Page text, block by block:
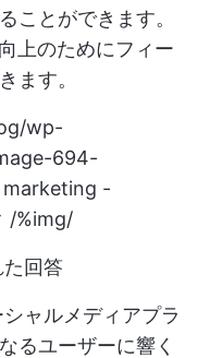
ことができます。
上のためにフィー
ます。
wp-
694-
-
/%img/
回答
ャルメディアプラ
るユーザーに響く